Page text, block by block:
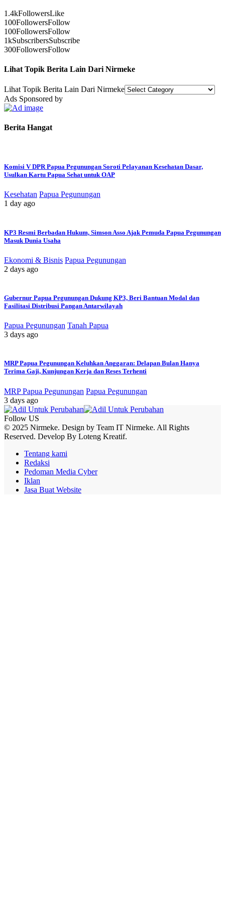
1.4kFollowersLike
100FollowersFollow
100FollowersFollow
1kSubscribersSubscribe
300FollowersFollow
Lihat Topik Berita Lain Dari Nirmeke
Lihat Topik Berita Lain Dari Nirmeke
Ads Sponsored by
Berita Hangat
Komisi V DPR Papua Pegunungan Soroti Pelayanan Kesehatan Dasar,
Usulkan Kartu Papua Sehat untuk OAP
Kesehatan Papua Pegunungan
1 day ago
KP3 Resmi Berbadan Hukum, Simson Asso Ajak Pemuda Papua Pegunungan
Masuk Dunia Usaha
Ekonomi & Bisnis Papua Pegunungan
2 days ago
Gubernur Papua Pegunungan Dukung KP3, Beri Bantuan Modal dan
Fasilitasi Distribusi Pangan Antarwilayah
Papua Pegunungan Tanah Papua
3 days ago
MRP Papua Pegunungan Keluhkan Anggaran: Delapan Bulan Hanya
Terima Gaji, Kunjungan Kerja dan Reses Terhenti
MRP Papua Pegunungan Papua Pegunungan
3 days ago
Follow US
© 2025 Nirmeke. Design by Team IT Nirmeke. All Rights
Reserved. Develop By Loteng Kreatif.
Tentang kami
Redaksi
Pedoman Media Cyber
Iklan
Jasa Buat Website